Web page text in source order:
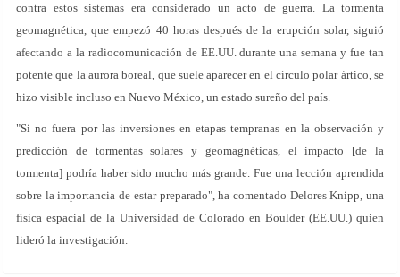
contra estos sistemas era considerado un acto de guerra. La tormenta
geomagnética, que empezó 40 horas después de la erupción solar, siguió
afectando a la radiocomunicación de EE.UU. durante una semana y fue tan
potente que la aurora boreal, que suele aparecer en el círculo polar ártico, se
hizo visible incluso en Nuevo México, un estado sureño del país.
"Si no fuera por las inversiones en etapas tempranas en la observación y
predicción de tormentas solares y geomagnéticas, el impacto [de la
tormenta] podría haber sido mucho más grande. Fue una lección aprendida
sobre la importancia de estar preparado", ha comentado Delores Knipp, una
física espacial de la Universidad de Colorado en Boulder (EE.UU.) quien
lideró la investigación.